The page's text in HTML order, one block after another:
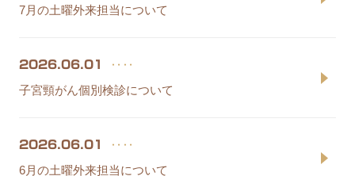
7月の土曜外来担当について
2026.06.01
‥‥
子宮頸がん個別検診について
2026.06.01
‥‥
6月の土曜外来担当について